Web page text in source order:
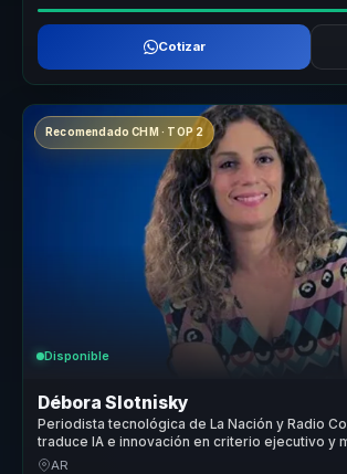
Cotizar
Recomendado CHM · TOP 2
Disponible
Débora Slotnisky
Periodista tecnológica de La Nación y Radio
traduce IA e innovación en criterio ejecutivo y
decisiones para líderes.
AR